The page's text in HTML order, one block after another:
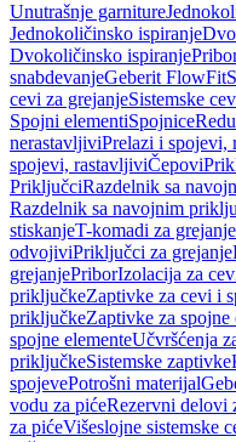
Unutrašnje garniture
Jednokoličinsko ispiranje
Dvokoličinsko ispiranje
snabdevanjeGeberit FlowFit
cevi za grejanjeSistemske
Spojni elementiSpojnice
nerastavljiviPrelazi i spojevi,
spojevi, rastavljiviČepovi
PriključciRazdelnik sa
Razdelnik sa navojnim
stiskanjeT-komadi za grejanje
odvojiviPriključci za grejanje
grejanjePriborIzolacija za
priključkeZaptivke za cevi i
priključkeZaptivke za spojne
spojne elementeUčvršćenja
priključkeSistemske zaptivke
spojevePotrošni materijal
vodu za pićeRezervni delovi
za pićeVišeslojne sistemske